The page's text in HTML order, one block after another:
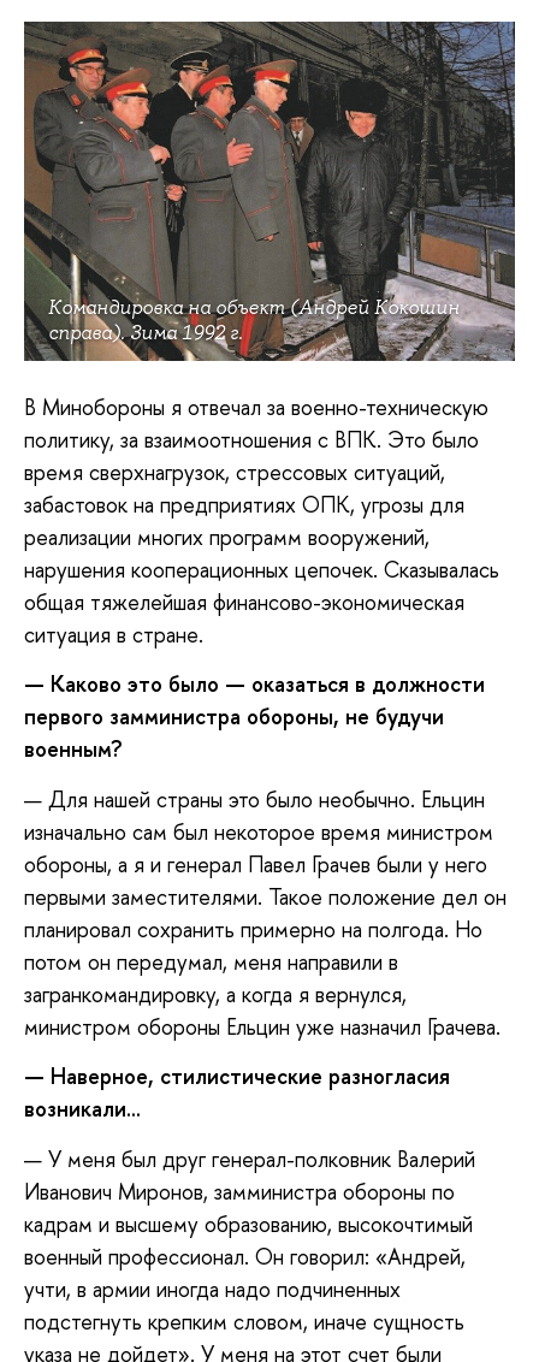
Командировка на объект (Андрей Кокошин
справа). Зима 1992 г.
В Минобороны я отвечал за военно-техническую
политику, за взаимоотношения с ВПК. Это было
время сверхнагрузок, стрессовых ситуаций,
забастовок на предприятиях ОПК, угрозы для
реализации многих программ вооружений,
нарушения кооперационных цепочек. Сказывалась
общая тяжелейшая финансово-экономическая
ситуация в стране.
— Каково это было — оказаться в должности
первого замминистра обороны, не будучи
военным?
— Для нашей страны это было необычно. Ельцин
изначально сам был некоторое время министром
обороны, а я и генерал Павел Грачев были у него
первыми заместителями. Такое положение дел он
планировал сохранить примерно на полгода. Но
потом он передумал, меня направили в
загранкомандировку, а когда я вернулся,
министром обороны Ельцин уже назначил Грачева.
— Наверное, стилистические разногласия
возникали...
— У меня был друг генерал-полковник Валерий
Иванович Миронов, замминистра обороны по
кадрам и высшему образованию, высокочтимый
военный профессионал. Он говорил: «Андрей,
учти, в армии иногда надо подчиненных
подстегнуть крепким словом, иначе сущность
указа не дойдет». У меня на этот счет были